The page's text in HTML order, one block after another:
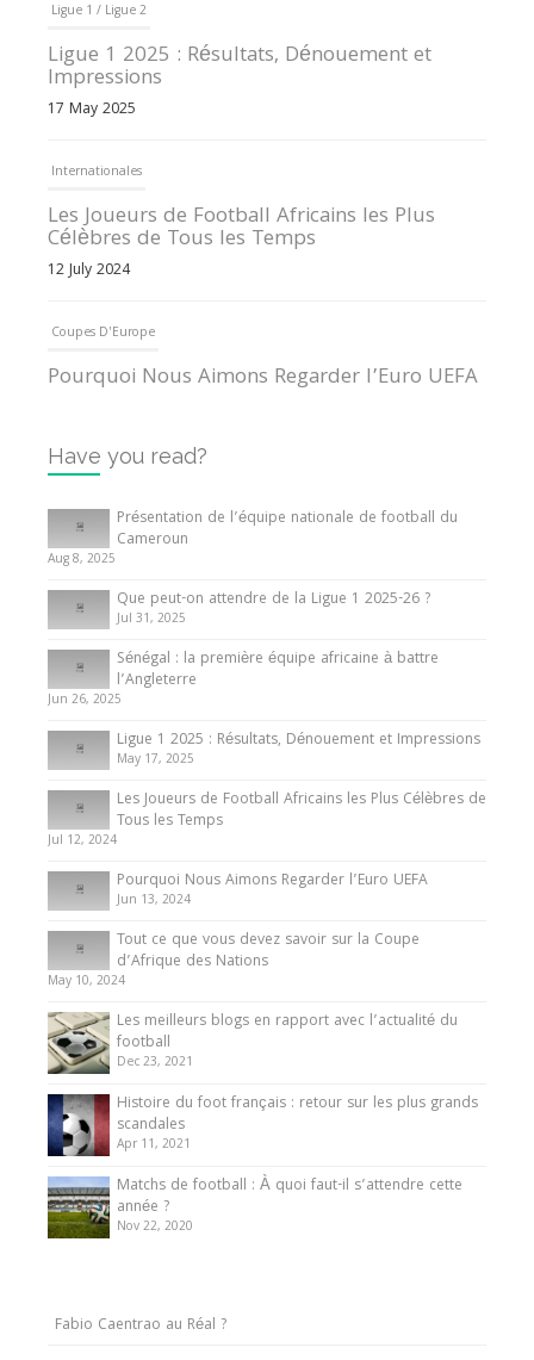
Ligue 1 / Ligue 2
Ligue 1 2025 : Résultats, Dénouement et
Impressions
17 May 2025
Internationales
Les Joueurs de Football Africains les Plus
Célèbres de Tous les Temps
12 July 2024
Coupes D'Europe
Pourquoi Nous Aimons Regarder l’Euro UEFA
Internationales
Tout ce que vous devez savoir sur la Coupe
d’Afrique des Nations
10 May 2024
Internationales
Présentation de l’équipe nationale de football
du Cameroun
8 August 2025
Have you read?
Présentation de l’équipe nationale de football du
Cameroun
Aug 8, 2025
Que peut-on attendre de la Ligue 1 2025-26 ?
Jul 31, 2025
Sénégal : la première équipe africaine à battre
l’Angleterre
Jun 26, 2025
Ligue 1 2025 : Résultats, Dénouement et Impressions
May 17, 2025
Les Joueurs de Football Africains les Plus Célèbres de
Tous les Temps
Jul 12, 2024
Pourquoi Nous Aimons Regarder l’Euro UEFA
Jun 13, 2024
Tout ce que vous devez savoir sur la Coupe
d’Afrique des Nations
May 10, 2024
Les meilleurs blogs en rapport avec l’actualité du
football
Dec 23, 2021
Histoire du foot français : retour sur les plus grands
scandales
Apr 11, 2021
Matchs de football : À quoi faut-il s’attendre cette
année ?
Nov 22, 2020
Fabio Caentrao au Réal ?